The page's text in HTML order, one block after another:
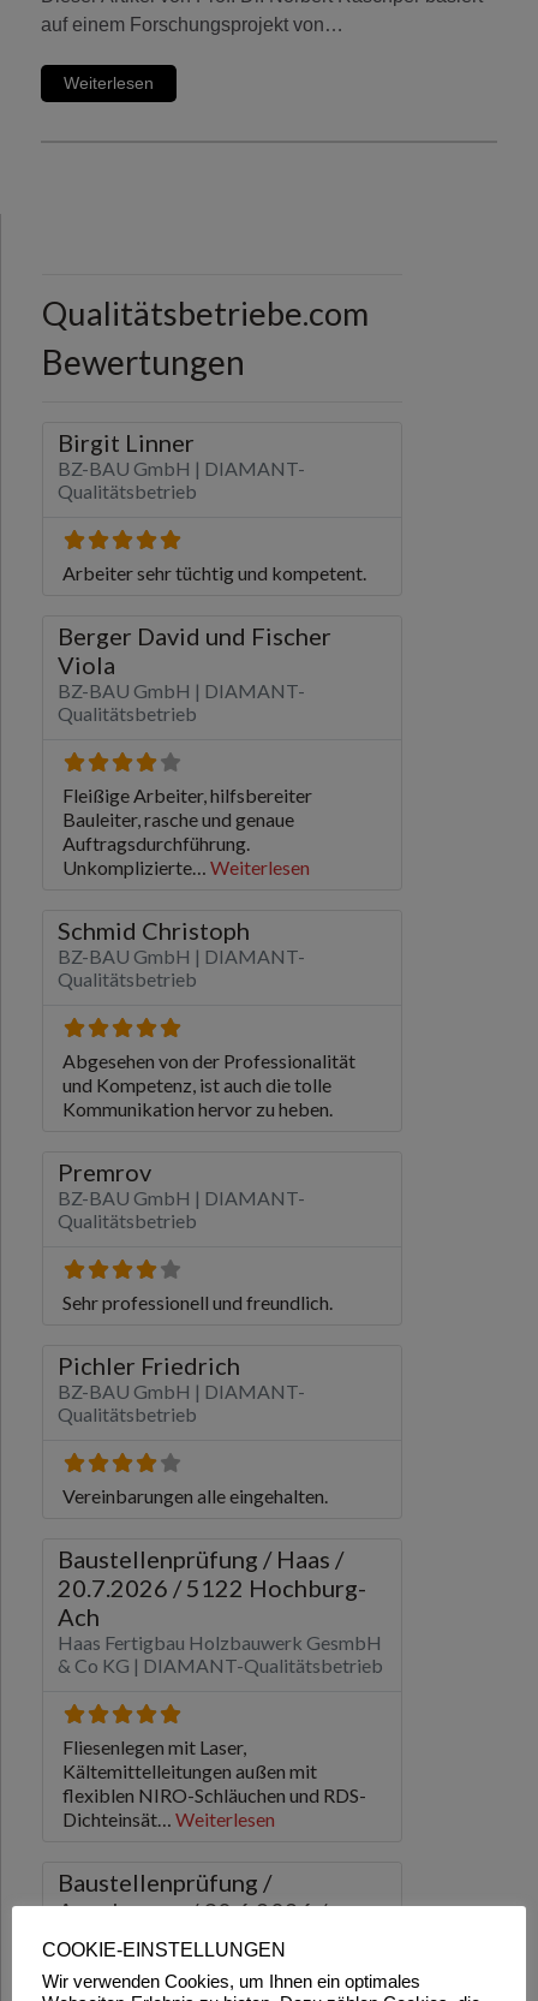
auf einem Forschungsprojekt von…
Weiterlesen
COOKIE-EINSTELLUNGEN
Wir verwenden Cookies, um Ihnen ein optimales